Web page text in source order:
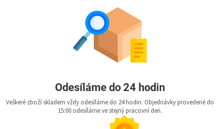
Odesíláme do 24 hodin
Veškeré zboží skladem vždy odesíláme do 24 hodin. Objednávky provedené do
15:00 odesíláme ve stejný pracovní den.